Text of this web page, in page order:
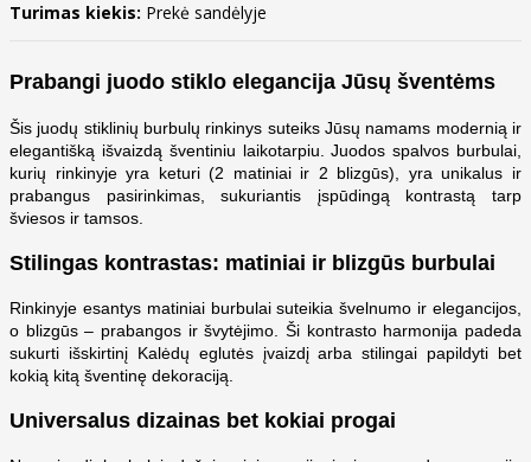
Turimas kiekis: Prekė sandėlyje
Prabangi juodo stiklo elegancija Jūsų šventėms
Šis juodų stiklinių burbulų rinkinys suteiks Jūsų namams modernią ir
elegantišką išvaizdą šventiniu laikotarpiu. Juodos spalvos burbulai,
kurių rinkinyje yra keturi (2 matiniai ir 2 blizgūs), yra unikalus ir
prabangus pasirinkimas, sukuriantis įspūdingą kontrastą tarp
šviesos ir tamsos.
Stilingas kontrastas: matiniai ir blizgūs burbulai
Rinkinyje esantys matiniai burbulai suteikia švelnumo ir elegancijos,
o blizgūs – prabangos ir švytėjimo. Ši kontrasto harmonija padeda
sukurti išskirtinį Kalėdų eglutės įvaizdį arba stilingai papildyti bet
kokią kitą šventinę dekoraciją.
Universalus dizainas bet kokiai progai